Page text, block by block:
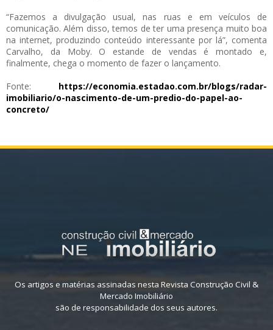
“Fazemos a divulgação usual, nas ruas e em veículos de
comunicação. Além disso, temos de ter uma presença muito boa
na internet, produzindo conteúdo interessante por lá”, comenta
Carvalho, da Moby. O estande de vendas é montado e,
finalmente, chega o momento de fazer o lançamento.
Fonte: https://economia.estadao.com.br/blogs/radar-
imobiliario/o-nascimento-de-um-predio-do-papel-ao-
concreto/
Os artigos e matérias assinadas nesta Revista Construção Civil &
Mercado Imobiliário
são de responsabilidade dos seus autores.